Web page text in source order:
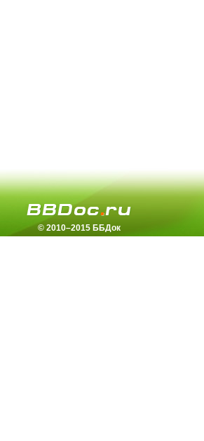
© 2010–2015 ББДок